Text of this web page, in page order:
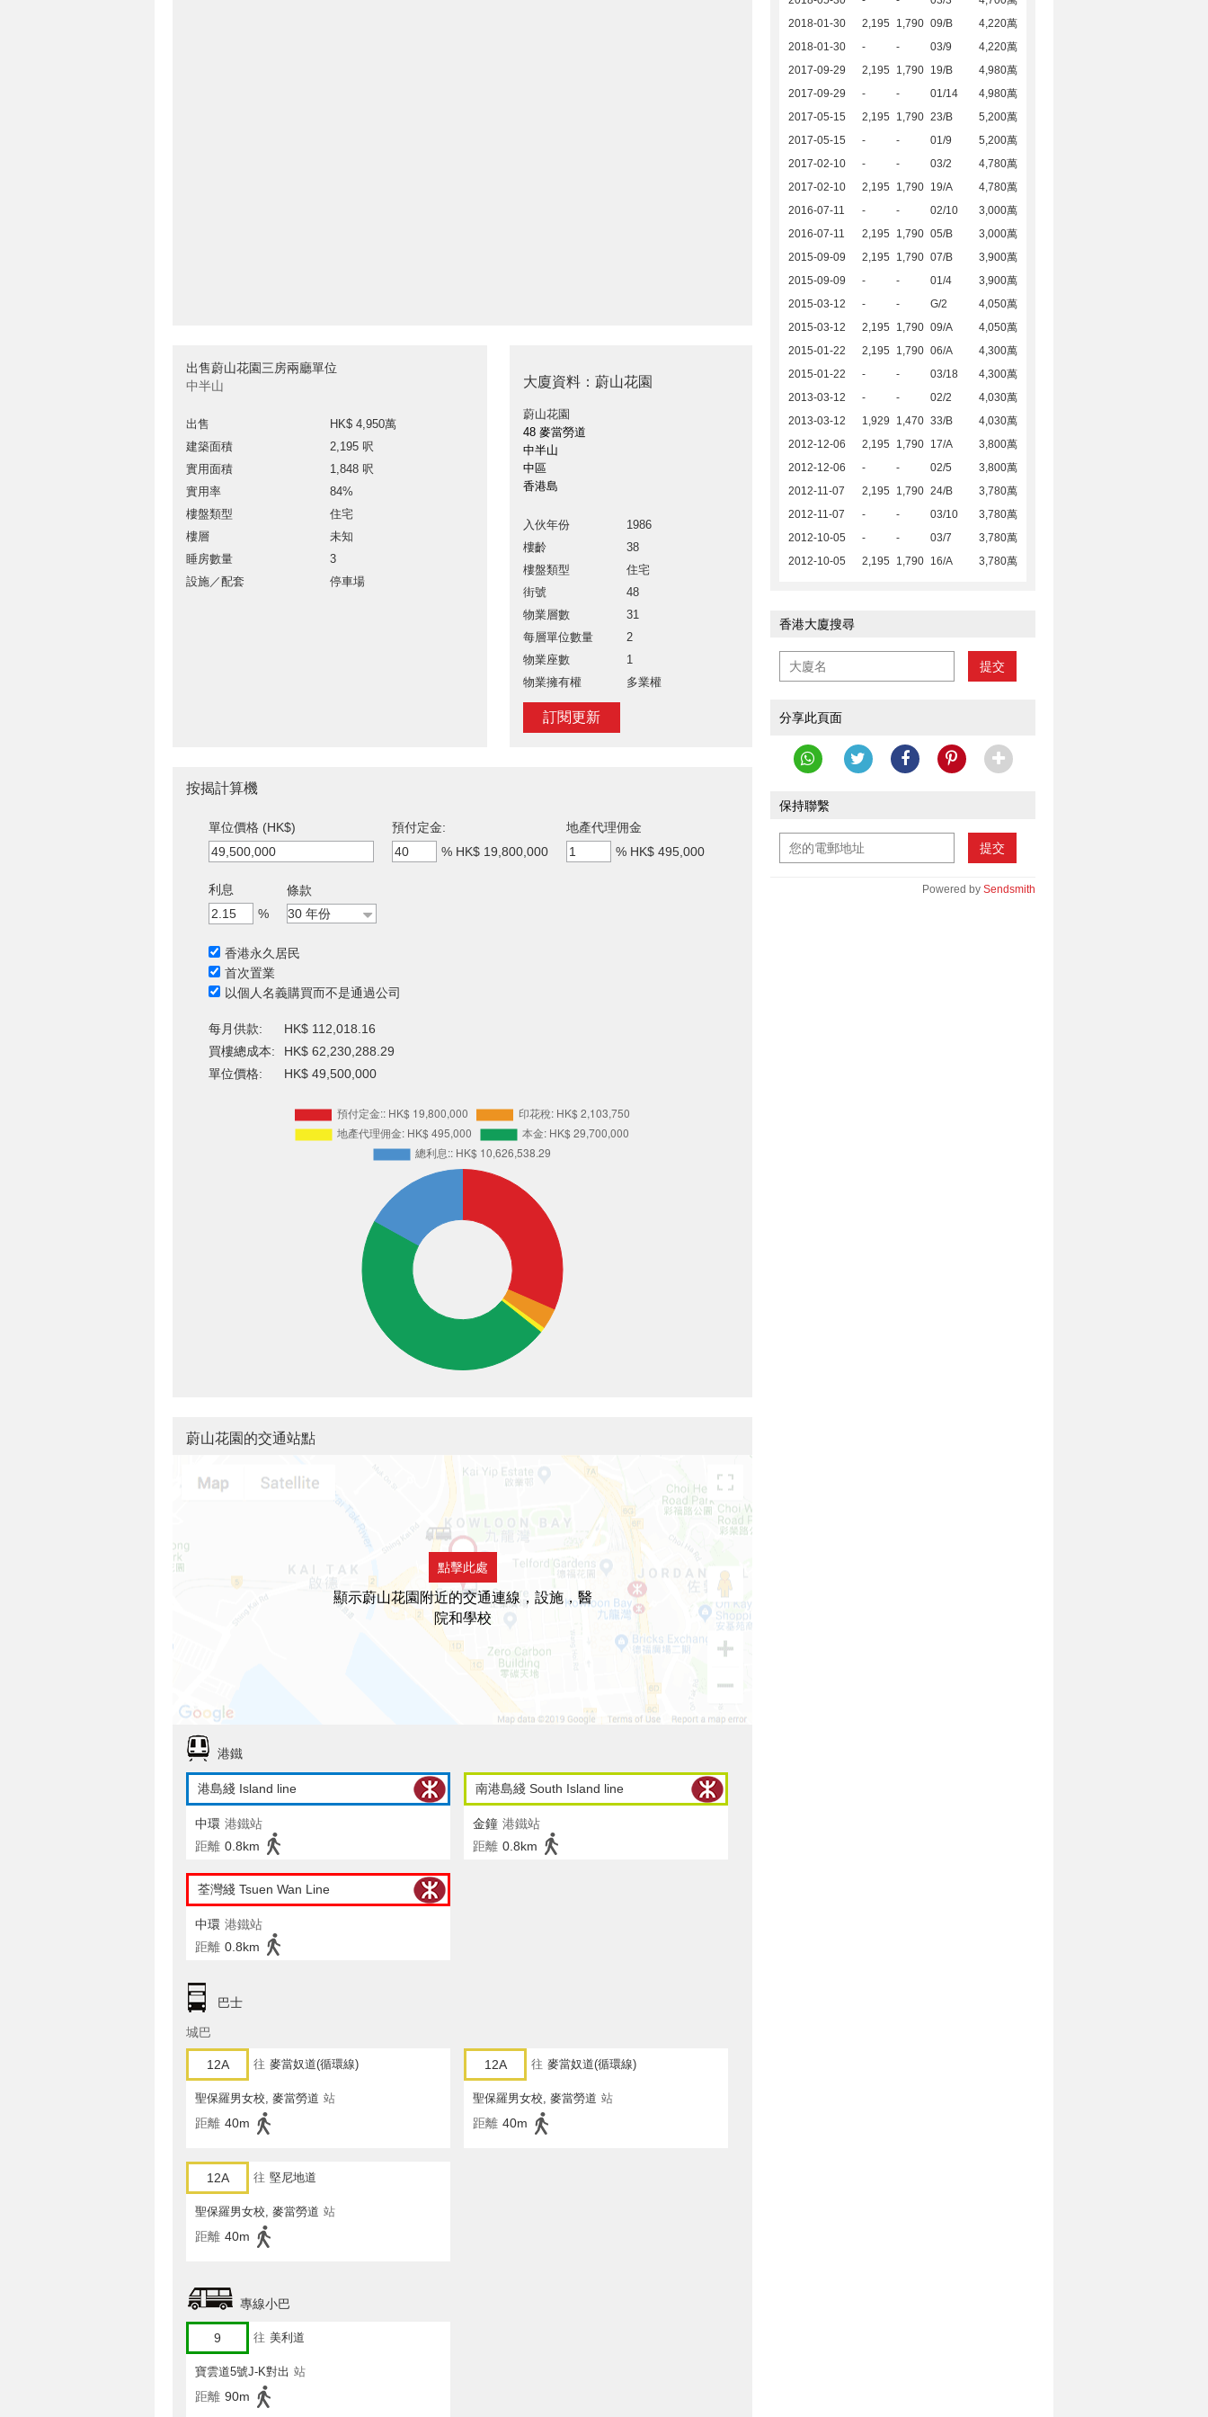
出售蔚山花園三房兩廳單位
中半山
出售
HK$ 4,950萬
建築面積
2,195 呎
實用面積
1,848 呎
實用率
84%
樓盤類型
住宅
樓層
未知
睡房數量
3
設施／配套
停車場
大廈資料：蔚山花園
蔚山花園
48 麥當勞道
中半山
中區
香港島
入伙年份
1986
樓齡
38
樓盤類型
住宅
街號
48
物業層數
31
每層單位數量
2
物業座數
1
物業擁有權
多業權
訂閱更新
2018-01-30
2,195 1,790 09/B
4,220萬
2018-01-30
- - 03/9
4,220萬
2017-09-29
2,195 1,790 19/B
4,980萬
2017-09-29
- - 01/14
4,980萬
2017-05-15
2,195 1,790 23/B
5,200萬
2017-05-15
- - 01/9
5,200萬
2017-02-10
- - 03/2
4,780萬
2017-02-10
2,195 1,790 19/A
4,780萬
2016-07-11
- - 02/10
3,000萬
2016-07-11
2,195 1,790 05/B
3,000萬
2015-09-09
2,195 1,790 07/B
3,900萬
2015-09-09
- - 01/4
3,900萬
2015-03-12
- - G/2
4,050萬
2015-03-12
2,195 1,790 09/A
4,050萬
2015-01-22
2,195 1,790 06/A
4,300萬
2015-01-22
- - 03/18
4,300萬
2013-03-12
- - 02/2
4,030萬
2013-03-12
1,929 1,470 33/B
4,030萬
2012-12-06
2,195 1,790 17/A
3,800萬
2012-12-06
- - 02/5
3,800萬
2012-11-07
2,195 1,790 24/B
3,780萬
2012-11-07
- - 03/10
3,780萬
2012-10-05
- - 03/7
3,780萬
2012-10-05
2,195 1,790 16/A 3,780萬
香港大廈搜尋
提交
分享此頁面
保持聯繫
提交
Powered by Sendsmith
按揭計算機
單位價格 (HK$)
預付定金:
% HK$ 19,800,000
地產代理佣金
% HK$ 495,000
利息
%
條款
香港永久居民
首次置業
以個人名義購買而不是通過公司
每月供款:
HK$ 112,018.16
買樓總成本:
HK$ 62,230,288.29
單位價格:
HK$ 49,500,000
蔚山花園的交通站點
點擊此處
顯示蔚山花園附近的交通連線，設施，醫
院和學校
港鐵
港島綫 Island line
中環 港鐵站
距離 0.8km
南港島綫 South Island line
金鐘 港鐵站
距離 0.8km
荃灣綫 Tsuen Wan Line
中環 港鐵站
距離 0.8km
巴士
城巴
12A 往 麥當奴道(循環線)
聖保羅男女校, 麥當勞道 站
距離 40m
12A 往 麥當奴道(循環線)
聖保羅男女校, 麥當勞道 站
距離 40m
12A 往 堅尼地道
聖保羅男女校, 麥當勞道 站
距離 40m
專線小巴
9 往 美利道
寶雲道5號J-K對出 站
距離 90m